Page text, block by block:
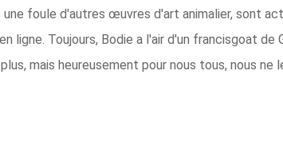
une foule d'autres œuvres d'art animalier, sont
ligne. Toujours, Bodie a l'air d'un francisgoat de
mais heureusement pour nous tous, nous ne